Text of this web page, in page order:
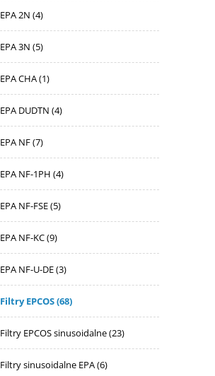
EPA 2N (4)
EPA 3N (5)
EPA CHA(1)
EPA DUDTN (4)
EPA NF(7)
EPA NF-1PH (4)
EPA NF-FSE(5)
EPA NF-KC(9)
EPA NF-U-DE(3)
Filtry EPCOS(68)
Filtry EPCOS sinusoidalne(23)
Filtry sinusoidalne EPA(6)